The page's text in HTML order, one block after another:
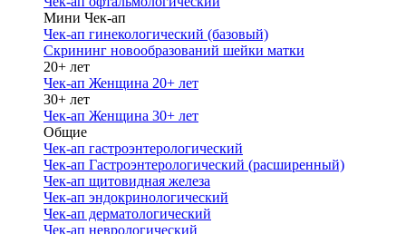
Мини Чек-ап
Чек-ап гинекологический (базовый)
Скрининг новообразований шейки матки
20+ лет
Чек-ап Женщина 20+ лет
30+ лет
Чек-ап Женщина 30+ лет
Общие
Чек-ап гастроэнтерологический
Чек-ап Гастроэнтерологический (расширенный)
Чек-ап щитовидная железа
Чек-ап эндокринологический
Чек-ап дерматологический
Чек-ап неврологический